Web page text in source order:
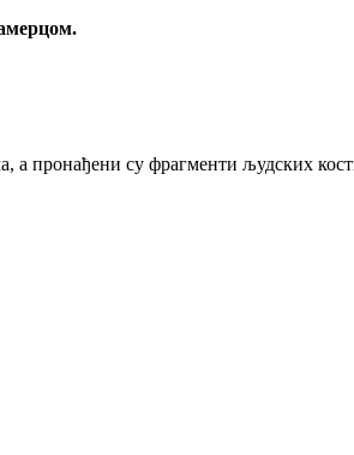
пронађени су фрагменти људских